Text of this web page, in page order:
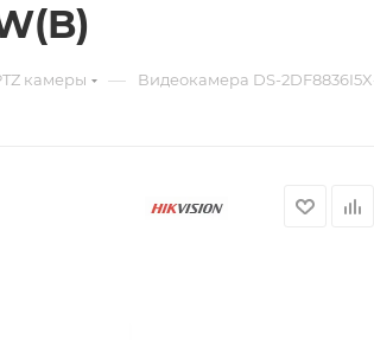
камеры — Видеокамера DS-